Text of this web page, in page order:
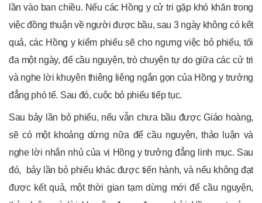
lần vào ban chiều. Nếu các Hồng y cử tri gặp khó khăn trong
việc đồng thuận về người được bầu, sau 3 ngày không có kết
quả, các Hồng y kiểm phiếu sẽ cho ngưng việc bỏ phiếu, tối
đa một ngày, để cầu nguyện, trò chuyện tự do giữa các cử tri
và nghe lời khuyên thiêng liêng ngắn gọn của Hồng y trưởng
đẳng phó tế. Sau đó, cuộc bỏ phiếu tiếp tục.
Sau bảy lần bỏ phiếu, nếu vẫn chưa bầu được Giáo hoàng,
sẽ có một khoảng dừng nữa để cầu nguyện, thảo luận và
nghe lời nhắn nhủ của vị Hồng y trưởng đẳng linh mục. Sau
đó, bảy lần bỏ phiếu khác được tiến hành, và nếu không đạt
được kết quả, một thời gian tạm dừng mới để cầu nguyện,